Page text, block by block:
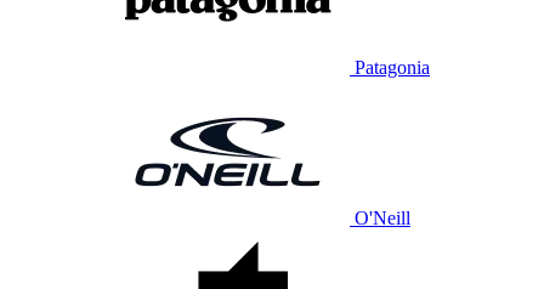
Patagonia
O'Neill